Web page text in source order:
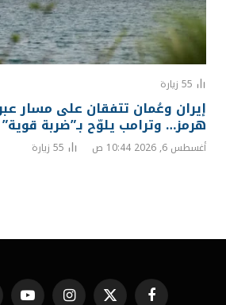
55 زيارة
إيران وعُمان تتفقان على مسار
هرمز… وترامب يلوّح بـ”ضربة قوية”
أغسطس 6, 2026 10:44 ص 55 زيارة